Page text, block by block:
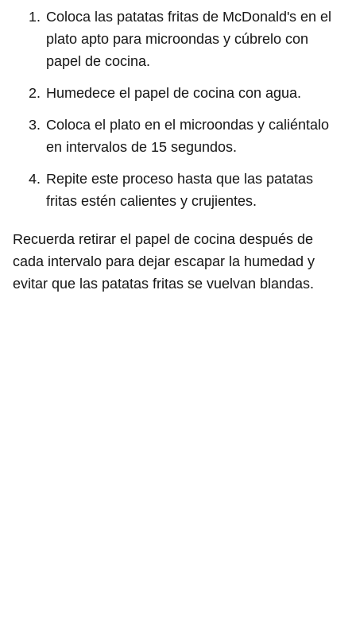
Coloca las patatas fritas de McDonald's en el
plato apto para microondas y cúbrelo con
papel de cocina.
Humedece el papel de cocina con agua.
Coloca el plato en el microondas y caliéntalo
en intervalos de 15 segundos.
Repite este proceso hasta que las patatas
fritas estén calientes y crujientes.
Recuerda retirar el papel de cocina después de
cada intervalo para dejar escapar la humedad y
evitar que las patatas fritas se vuelvan blandas.